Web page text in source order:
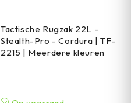
Tactische Rugzak 22L -
Stealth-Pro - Cordura | TF-
2215 | Meerdere kleuren